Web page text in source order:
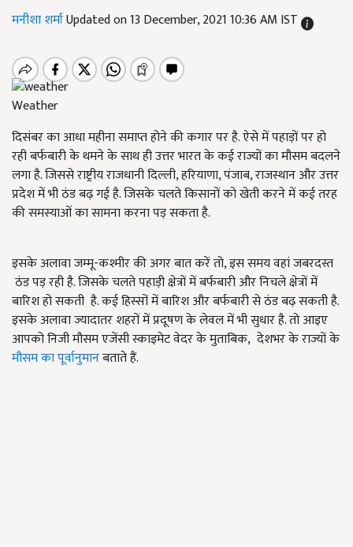
मनीशा शर्माUpdated on 13 December, 2021 10:36 AM IST
Weather
दिसंबर का आधा महीना समाप्त होने की कगार पर है. ऐसे में पहाड़ों पर हो
रही बर्फबारी के थमने के साथ ही उत्तर भारत के कई राज्यों का मौसम बदलने
लगा है. जिससे राष्ट्रीय राजधानी दिल्ली, हरियाणा, पंजाब, राजस्थान और उत्तर
प्रदेश में भी ठंड बढ़ गई है. जिसके चलते किसानों को खेती करने में कई तरह
की समस्याओं का सामना करना पड़ सकता है.
इसके अलावा जम्मू-कश्मीर की अगर बात करें तो,इस समय वहां जबरदस्त
ठंड पड़ रही है. जिसके चलते पहाड़ी क्षेत्रों में बर्फबारी और निचले क्षेत्रों में
बारिश हो सकती है. कई हिस्सों में बारिश और बर्फबारी से ठंड बढ़ सकती है.
इसके अलावा ज्यादातर शहरों में प्रदूषण के लेवल में भी सुधार है. तो आइए
आपको निजी मौसम एजेंसी स्काइमेट वेदर के मुताबिक, देशभर के राज्यों के
मौसम का पूर्वानुमानबताते हैं.